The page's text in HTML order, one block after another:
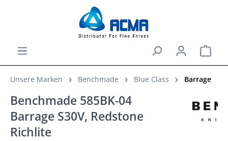
Unsere Marken Benchmade Blue Class Barrage
Benchmade 585BK-04
Barrage S30V, Redstone
Richlite